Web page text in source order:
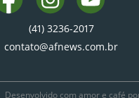
(41) 3236-2017
contato@afnews.com.br
Desenvolvido com amor e café